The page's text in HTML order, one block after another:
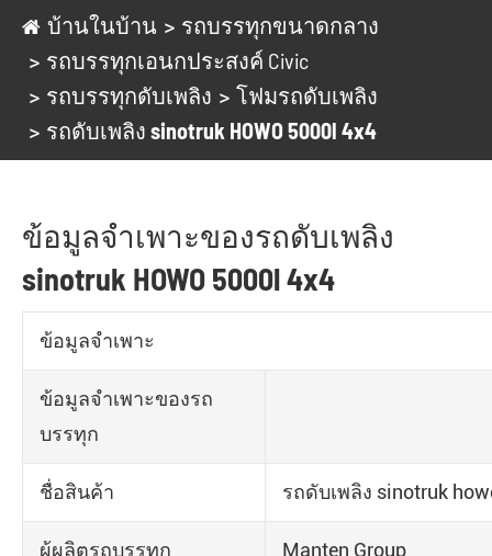
บ้านในบ้าน
รถบรรทุกขนาดกลาง
รถบรรทุกเอนกประสงค์ Civic
รถบรรทุกดับเพลิง
โฟมรถดับเพลิง
รถดับเพลิง sinotruk HOWO 5000l 4x4
ข้อมูลจำเพาะของรถดับเพลิง
sinotruk HOWO 5000l 4x4
ข้อมูลจำเพาะ
ข้อมูลจำเพาะของรถ
บรรทุก
ชื่อสินค้า รถดับเพลิง sinotruk
ผู้ผลิตรถบรรทุก Manten Group